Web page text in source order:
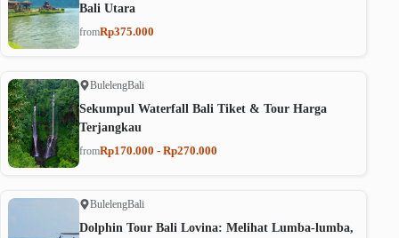
Bali Utara
fromRp375.000
BulelengBali
Sekumpul Waterfall Bali Tiket & Tour Harga
Terjangkau
fromRp170.000 - Rp270.000
BulelengBali
Dolphin Tour Bali Lovina: Melihat Lumba-lumba,